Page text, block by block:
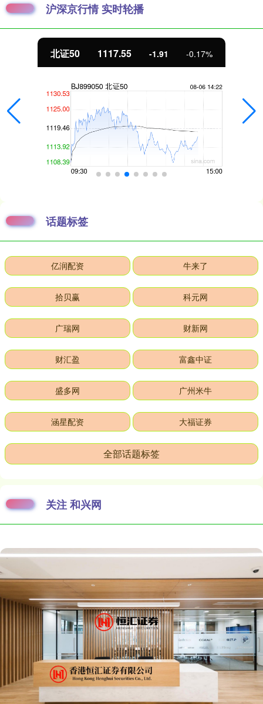
沪深京行情 实时轮播
北证50 1117.55 -1.91 -0.17%
话题标签
亿润配资 牛来了
拾贝赢 科元网
广瑞网 财新网
财汇盈 富鑫中证
盛多网 广州米牛
涵星配资 大福证券
全部话题标签
关注 和兴网